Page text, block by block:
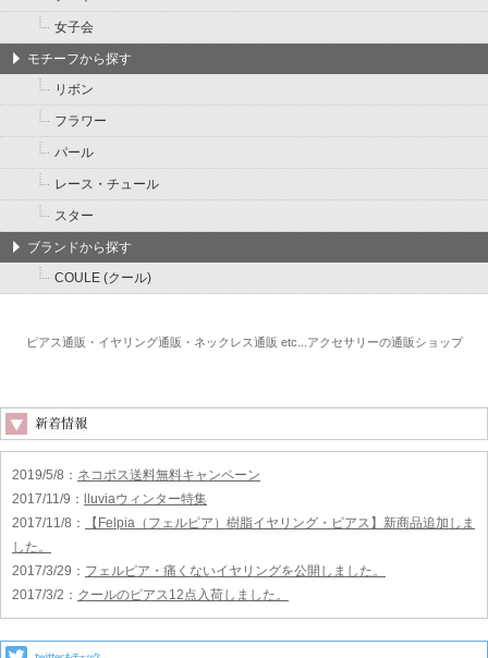
女子会
モチーフから探す
リボン
フラワー
パール
レース・チュール
スター
ブランドから探す
COULE (クール)
ピアス通販・イヤリング通販・ネックレス通販 etc...アクセサリーの通販ショップ
2019/5/8 ： ネコポス送料無料キャンペーン
2017/11/9 ： lluviaウィンター特集
2017/11/8 ：
【Felpia（フェルピア）樹脂イヤリング・ピアス】新商品追加しま
した。
2017/3/29 ： フェルピア・痛くないイヤリングを公開しました。
2017/3/2 ： クールのピアス12点入荷しました。